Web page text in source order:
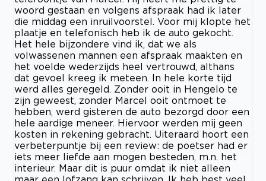
woord gestaan en volgens afspraak had ik later
die middag een inruilvoorstel. Voor mij klopte het
plaatje en telefonisch heb ik de auto gekocht.
Het hele bijzondere vind ik, dat we als
volwassenen mannen een afspraak maakten en
het voelde wederzijds heel vertrouwd, althans
dat gevoel kreeg ik meteen. In hele korte tijd
werd alles geregeld. Zonder ooit in Hengelo te
zijn geweest, zonder Marcel ooit ontmoet te
hebben, werd gisteren de auto bezorgd door een
hele aardige meneer. Hiervoor werden mij geen
kosten in rekening gebracht. Uiteraard hoort een
verbeterpuntje bij een review: de poetser had er
iets meer liefde aan mogen besteden, m.n. het
interieur. Maar dit is puur omdat ik niet alleen